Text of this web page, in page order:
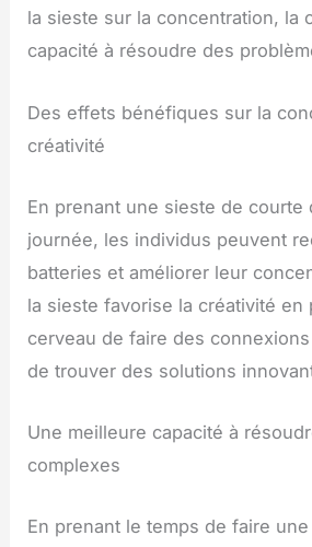
la sieste sur la concentration, la
capacité à résoudre des
Des effets bénéfiques sur la
créativité
En prenant une sieste de courte
journée, les individus peuvent
batteries et améliorer leur
la sieste favorise la créativité en
cerveau de faire des
de trouver des solutions
Une meilleure capacité à
complexes
En prenant le temps de faire